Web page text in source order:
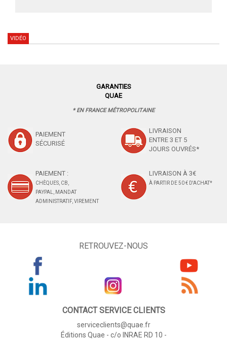
VIDÉO
GARANTIES
QUAE
* EN FRANCE MÉTROPOLITAINE
PAIEMENT
SÉCURISÉ
LIVRAISON
ENTRE 3 ET 5
JOURS OUVRÉS*
PAIEMENT :
CHÈQUES, CB,
PAYPAL, MANDAT
ADMINISTRATIF, VIREMENT
LIVRAISON À 3€
À PARTIR DE 50 € D'ACHAT*
RETROUVEZ-NOUS
CONTACT SERVICE CLIENTS
serviceclients@quae.fr
Éditions Quae - c/o INRAE RD 10 -